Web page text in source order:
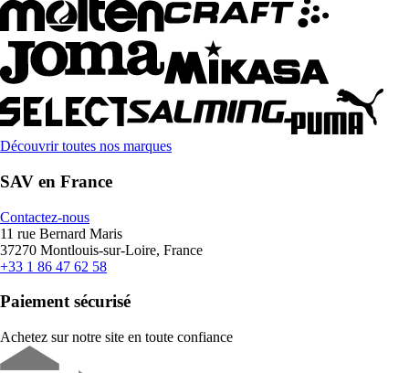
Découvrir toutes nos marques
SAV en France
Contactez-nous
11 rue Bernard Maris
37270 Montlouis-sur-Loire, France
+33 1 86 47 62 58
Paiement sécurisé
Achetez sur notre site en toute confiance